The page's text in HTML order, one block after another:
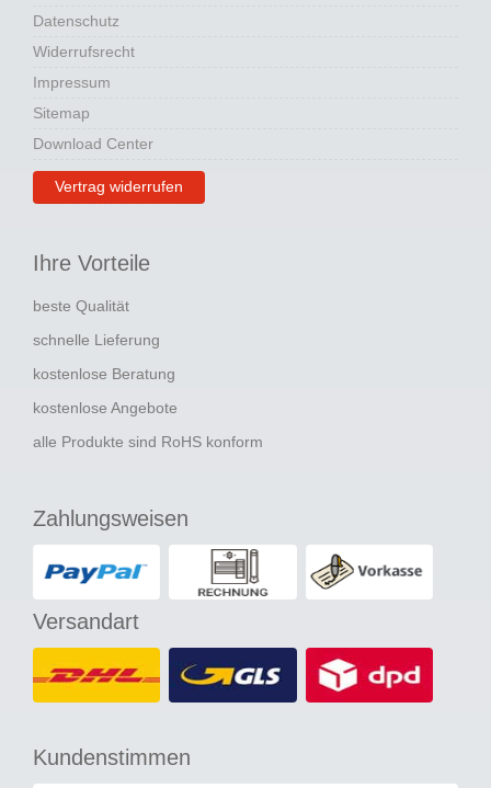
Datenschutz
Widerrufsrecht
Impressum
Sitemap
Download Center
Vertrag widerrufen
Ihre Vorteile
beste Qualität
schnelle Lieferung
kostenlose Beratung
kostenlose Angebote
alle Produkte sind RoHS konform
Zahlungsweisen
Versandart
Kundenstimmen